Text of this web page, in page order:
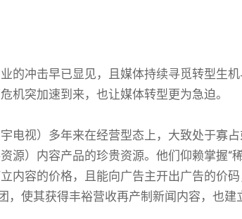
的冲击早已显见，且媒体持续寻觅转型生
机突加速到来，也让媒体转型更为急迫。
电视）多年来在经营型态上，大致处于寡占
源）内容产品的珍贵资源。他们仰赖掌握“
内容的价格，且能向广告主开出广告的价
使其获得丰裕营收再产制新闻内容，也建